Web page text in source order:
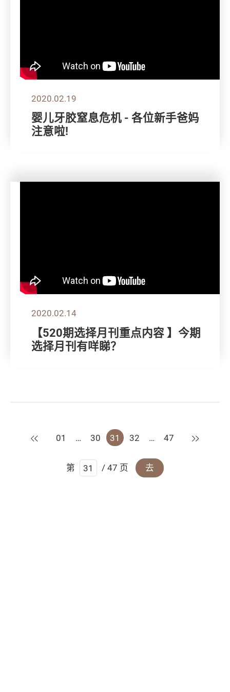
2020.02.19
婴儿牙胶窒息危机 - 各位新手爸妈
注意啦!
2020.02.14
【520期选择月刊重点内容 】今期
选择月刊有咩睇？
上一页
01 … 30 31 32 … 47 下一页
第 / 47 页 去